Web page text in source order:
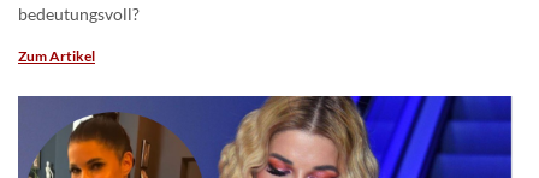
bedeutungsvoll?
Zum Artikel